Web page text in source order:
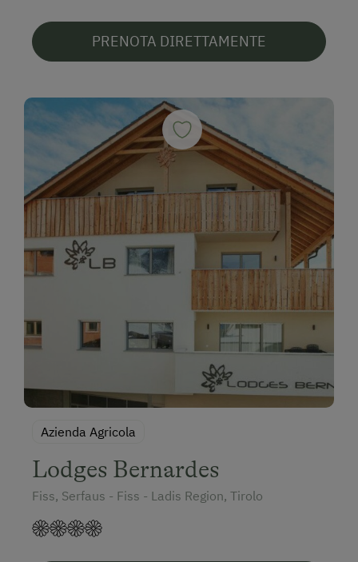
PRENOTA DIRETTAMENTE
Azienda Agricola
Lodges Bernardes
Fiss, Serfaus - Fiss - Ladis Region, Tirolo